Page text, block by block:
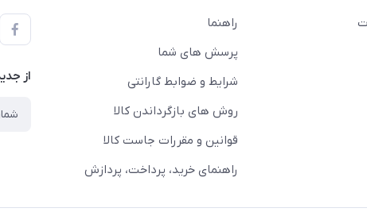
راهنما
پرسش های شما
شرایط و ضوابط گارانتی
روش های بازگرداندن کالا
قوانین و مقررات جاست کالا
راهنمای خرید، پرداخت، پردازش
از